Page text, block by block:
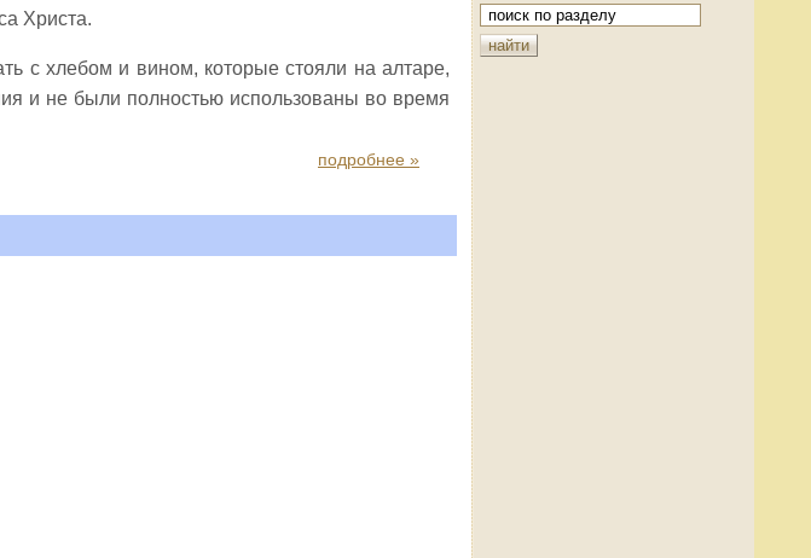
Христа.
с хлебом и вином, которые стояли на алтаре,
и не были полностью использованы во время
подробнее »